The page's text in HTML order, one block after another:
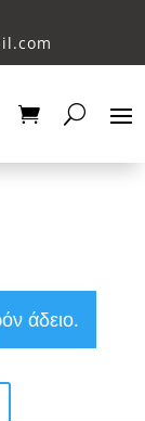
άδειο.